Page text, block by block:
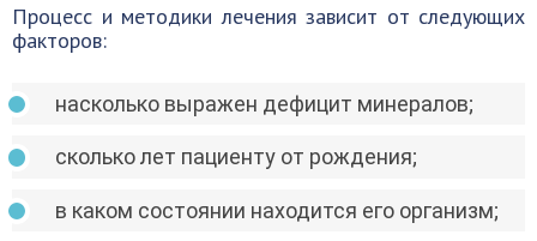
Процесс и методики лечения зависит от следующих
факторов:
насколько выражен дефицит минералов;
сколько лет пациенту от рождения;
в каком состоянии находится его организм;